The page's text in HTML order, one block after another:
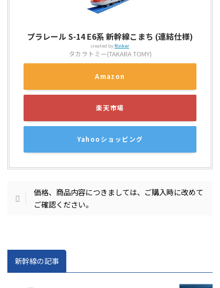
プラレール S-14 E6系 新幹線こまち (連結仕様)
created by Rinker
タカラトミー(TAKARA TOMY)
Amazon
楽天市場
Yahooショッピング
価格、商品内容につきましては、ご購入時に改めて
ご確認ください。
新幹線の記事